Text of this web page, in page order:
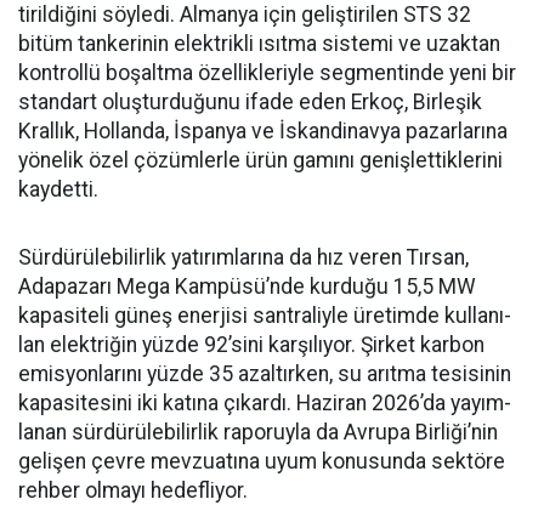
tirildiğini söyledi. Almanya için geliştirilen STS 32
bitüm tan­kerinin elektrikli ısıtma siste­mi ve uzaktan
kontrollü boşalt­ma özellikleriyle segmentinde yeni bir
standart oluşturduğunu ifade eden Erkoç, Birleşik
Kral­lık, Hollanda, İspanya ve İskan­dinavya pazarlarına
yönelik özel çözümlerle ürün gamını geniş­lettiklerini
kaydetti.
Sürdürülebilirlik yatırımları­na da hız veren Tırsan,
Adapaza­rı Mega Kampüsü’nde kurduğu 15,5 MW
kapasiteli güneş ener­jisi santraliyle üretimde kullanı­
lan elektriğin yüzde 92’sini karşı­lıyor. Şirket karbon
emisyonları­nı yüzde 35 azaltırken, su arıtma tesisinin
kapasitesini iki katına çıkardı. Haziran 2026’da yayım­
lanan sürdürülebilirlik raporuyla da Avrupa Birliği’nin
gelişen çev­re mevzuatına uyum konusunda sektöre
rehber olmayı hedefliyor.